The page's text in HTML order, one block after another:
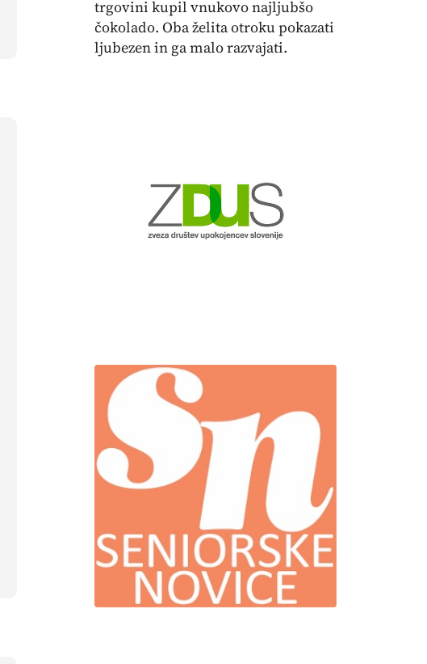
trgovini kupil vnukovo najljubšo
čokolado. Oba želita otroku pokazati
ljubezen in ga malo razvajati.